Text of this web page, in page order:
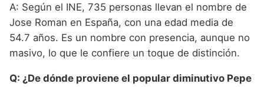
A: Según el INE, 735 personas llevan el nombre de
Jose Roman en España, con una edad media de
54.7 años. Es un nombre con presencia, aunque no
masivo, lo que le confiere un toque de distinción.
Q: ¿De dónde proviene el popular diminutivo Pepe